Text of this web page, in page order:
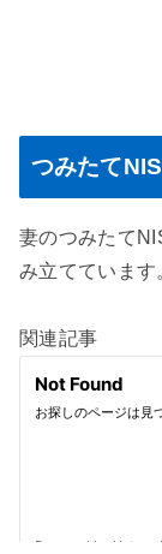
つみたて
妻のつみたて
み立てています
関連記事